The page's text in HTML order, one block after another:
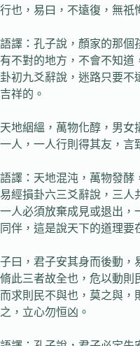
行也，易曰，不遠復，無祇
語譯：孔子說，顏家的那個
有不對的地方，不會不知道
卦初九爻辭說，迷路只要不
吉祥的。
天地絪縕，萬物化醇，男女
一人，一人行則得其友，言
語譯：天地混沌，萬物發酵
易經損卦六三爻辭說，三人
一人必須放棄成見或退出，
同伴，這是說天下的道理要
子曰，君子安其身而後動，
脩此三者故全也，危以動則
而求則民不與也，莫之與，
之，立心勿恒凶。